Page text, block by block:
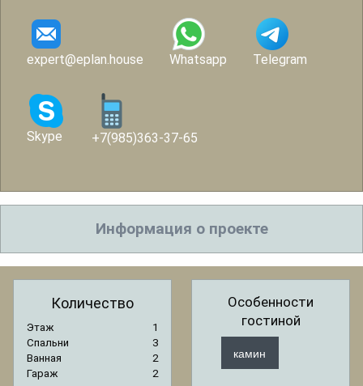
expert@eplan.house Whatsapp Telegram
Skype +7(985)363-37-65
Информация о проекте
Количество
Этаж
1
Спальни
3
Ванная
2
Гараж
2
Особенности
гостиной
камин